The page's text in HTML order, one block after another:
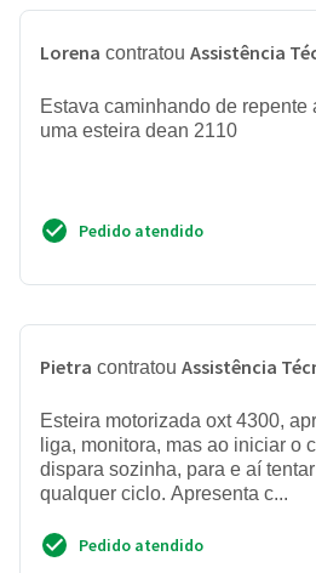
Lorena contratou Assistência
Estava caminhando de repente
uma esteira dean 2110
Pedido atendido
Pietra contratou Assistência
Esteira motorizada oxt 4300,
liga, monitora, mas ao iniciar o
dispara sozinha, para e aí
qualquer ciclo. Apresenta c...
Pedido atendido